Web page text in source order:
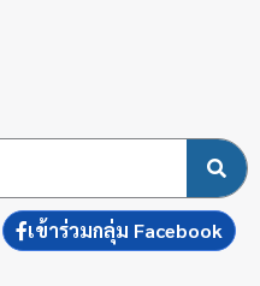
เข้าร่วมกลุ่ม Facebook